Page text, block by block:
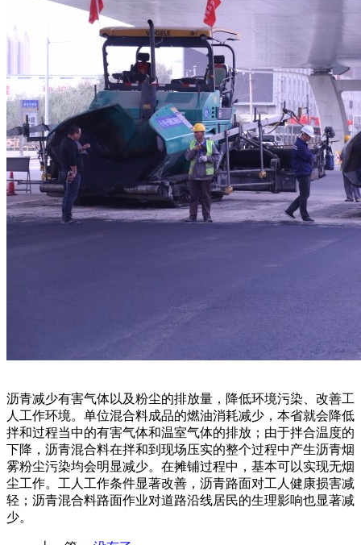
沥青减少有害气体以及粉尘的排放量，降低环境污染、改善工
人工作环境。单位混合料成品的燃油消耗减少，本省就会降低
拌和过程当中的有害气体和温室气体的排放；由于拌合温度的
下降，沥青混合料在拌和到现场压实的整个过程中产生沥青烟
雾粉尘污染均会明显减少。在摊铺过程中，基本可以实现无烟
尘工作。工人工作条件显著改善，沥青路面对工人健康损害减
轻；沥青混合料路面作业对道路沿线居民的生理影响也显著减
少。